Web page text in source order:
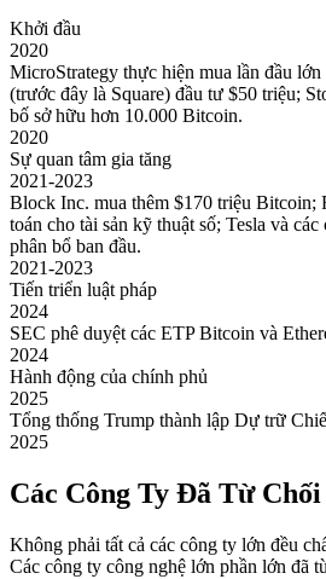
Khởi đầu
2020
MicroStrategy thực hiện mua lần đầu
(trước đây là Square) đầu tư $50 triệu;
bố sở hữu hơn 10.000 Bitcoin.
2020
Sự quan tâm gia tăng
2021-2023
Block Inc. mua thêm $170 triệu Bitcoin;
toán cho tài sản kỹ thuật số; Tesla và
phân bổ ban đầu.
2021-2023
Tiến triển luật pháp
2024
SEC phê duyệt các ETP Bitcoin và
2024
Hành động của chính phủ
2025
Tổng thống Trump thành lập Dự trữ
2025
Các Công Ty Đã Từ
Không phải tất cả các công ty lớn đều
Các công ty công nghệ lớn phần lớn đã